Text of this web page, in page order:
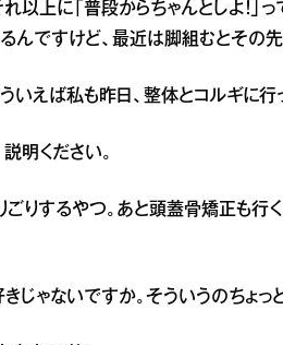
以上に「普段からちゃんとしよ！」
んですけど、最近は脚組むとその先
いえば私も昨日、整体とコルギに行
明ください。
ごりするやつ。あと頭蓋骨矯正も行
きじゃないですか。そういうのちょ